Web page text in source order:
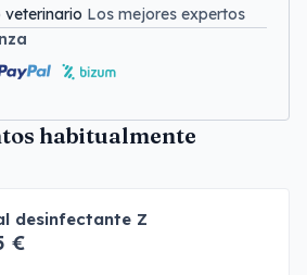
veterinario Los mejores expertos
habitualmente
desinfectante Z
€